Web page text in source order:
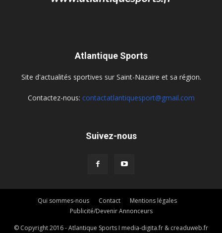
Atlantique Sports
Site d'actualités sportives sur Saint-Nazaire et sa région.
Contactez-nous: contactatlantiquesport@gmail.com
Suivez-nous
Qui sommes-nous Contact
Mentions légales
Publicité/Devenir Annonceurs
© Copyright 2016 - Atlantique Sports I media-digita.fr & creaduweb.fr